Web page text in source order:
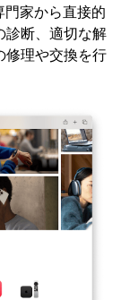
家から直接的
診断、適切な解
修理や交換を行